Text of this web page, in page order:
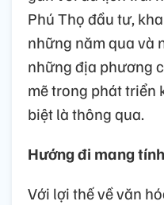
Phú Thọ đầu tư,
những năm qua và
những địa phương
mẽ trong phát triển
biệt là thông qua.
Hướng đi mang
Với lợi thế về văn